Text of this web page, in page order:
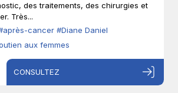
des traitements, des chirurgies et
Très...
cancer #Diane Daniel
aux femmes
CONSULTEZ